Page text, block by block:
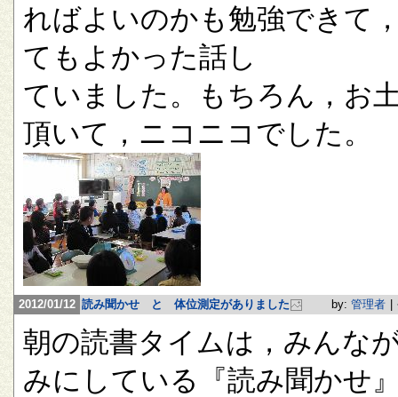
ればよいのかも勉強できて
てもよかった話し
ていました。もちろん，お
頂いて，ニコニコでした。
2012/01/12 読み聞かせ と 体位測定がありました by: 管理者
朝の読書タイムは，みんな
みにしている『読み聞かせ